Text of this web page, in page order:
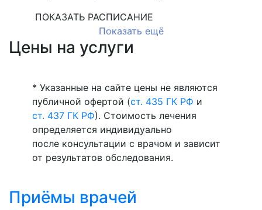
ПОКАЗАТЬ РАСПИСАНИЕ
Показать ещё
Цены на услуги
* Указанные на сайте цены не являются
публичной офертой (ст. 435 ГК РФ и
ст. 437 ГК РФ). Стоимость лечения
определяется индивидуально
после консультации с врачом и зависит
от результатов обследования.
Приёмы врачей